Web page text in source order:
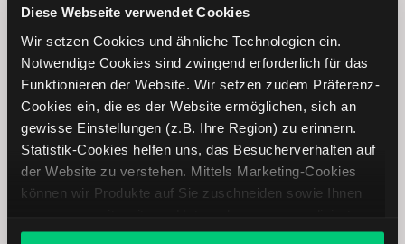
Diese Webseite verwendet Cookies
Wir setzen Cookies und ähnliche Technologien ein.
Notwendige Cookies sind zwingend erforderlich für das
Funktionieren der Website. Wir setzen zudem Präferenz-
Cookies ein, die es der Website ermöglichen, sich an
gewisse Einstellungen (z.B. Ihre Region) zu erinnern.
Statistik-Cookies helfen uns, das Besucherverhalten auf
der Website zu verstehen. Mittels Marketing-Cookies
können wir Produkte auf Sie zuschneiden sowie Ihnen
Angebote unterbreiten. Sie entscheiden, welche Cookies
Theta
Optionshandel
Spy-Optionen
0DTE-Optionen
Mehr anzeigen
Volatilität
Einführung Volatilität
Mehr anzeigen